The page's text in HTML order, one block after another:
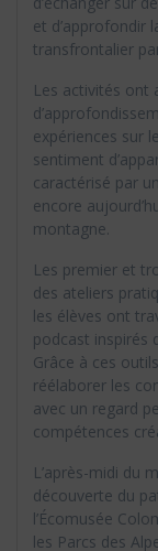
et d’approfondir
transfrontalier
Les activités ont
expériences sur
sentiment
caractérisé par
encore
montagne.
Les premier et
des ateliers
les élèves ont
podcast inspirés
Grâce à ces
réélaborer les
avec un regard
compétences
L’après-midi du
découverte du
l’Écomusée
les Parcs des